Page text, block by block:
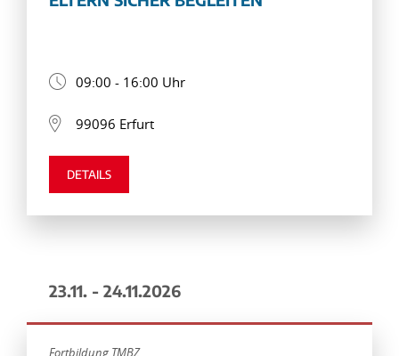
09:00 - 16:00 Uhr
99096 Erfurt
DETAILS
23.11. - 24.11.2026
Fortbildung TMBZ